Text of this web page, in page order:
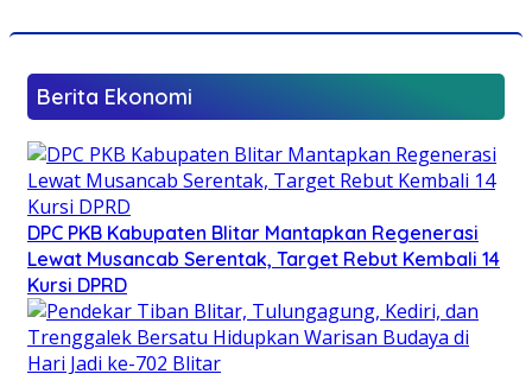
Berita Ekonomi
DPC PKB Kabupaten Blitar Mantapkan Regenerasi
Lewat Musancab Serentak, Target Rebut Kembali 14
Kursi DPRD